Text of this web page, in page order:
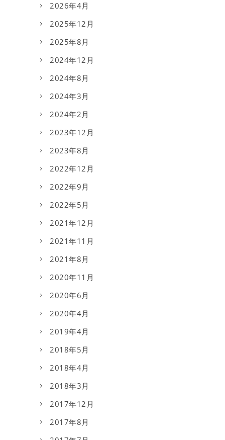
2026年4月
2025年12月
2025年8月
2024年12月
2024年8月
2024年3月
2024年2月
2023年12月
2023年8月
2022年12月
2022年9月
2022年5月
2021年12月
2021年11月
2021年8月
2020年11月
2020年6月
2020年4月
2019年4月
2018年5月
2018年4月
2018年3月
2017年12月
2017年8月